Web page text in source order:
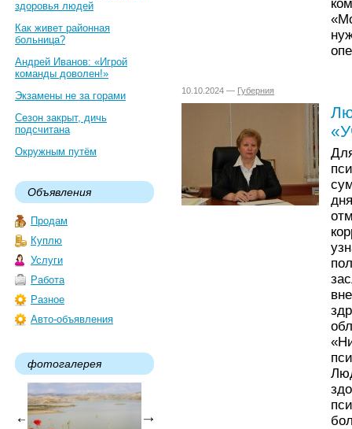
здоровья людей
Как живет районная
больница?
Андрей Иванов: «Игрой
команды доволен!»
Экзамены не за горами
Сезон закрыт, дичь
подсчитана
Окружным путём
Объявления
Продам
Куплю
Услуги
Работа
Разное
Авто-объявления
фотогалерея
10.10.2024 — Губерния